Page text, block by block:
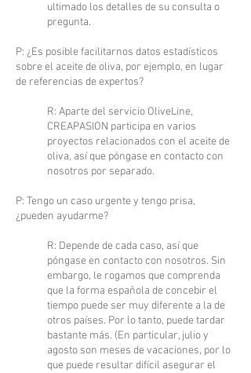
ultimado los detalles de su consulta o
pregunta.
P: ¿Es posible facilitarnos datos estadísticos
sobre el aceite de oliva, por ejemplo, en lugar
de referencias de expertos?
R: Aparte del servicio OliveLine,
CREAPASION participa en varios
proyectos relacionados con el aceite de
oliva, así que póngase en contacto con
nosotros por separado.
P: Tengo un caso urgente y tengo prisa,
¿pueden ayudarme?
R: Depende de cada caso, así que
póngase en contacto con nosotros. Sin
embargo, le rogamos que comprenda
que la forma española de concebir el
tiempo puede ser muy diferente a la de
otros países. Por lo tanto, puede tardar
bastante más. (En particular, julio y
agosto son meses de vacaciones, por lo
que puede resultar difícil asegurar el